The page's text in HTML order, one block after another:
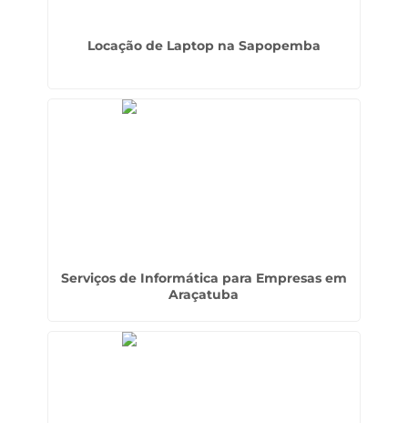
Locação de Laptop na Sapopemba
Serviços de Informática para Empresas em
Araçatuba